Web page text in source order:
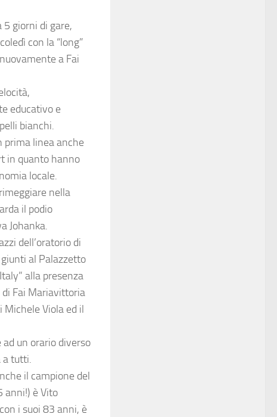
giorni di gare,
con la “long”
a Fai
educativo e
bianchi.
prima linea anche
in quanto hanno
locale.
nella
il podio
Johanka.
dell’oratorio di
al Palazzetto
alla presenza
di Fai Mariavittoria
Michele Viola ed il
un orario diverso
a tutti.
il campione del
anni!) è Vito
i suoi 83 anni, è